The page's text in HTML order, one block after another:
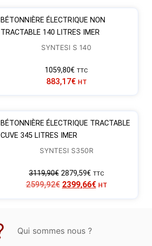
BÉTONNIÈRE ÉLECTRIQUE NON
TRACTABLE 140 LITRES IMER
SYNTESI S 140
1059,80€ TTC
883,17€ HT
BÉTONNIÈRE ÉLECTRIQUE TRACTABLE
CUVE 345 LITRES IMER
SYNTESI S350R
3119,90€ 2879,59€ TTC
2599,92€ 2399,66€ HT
Qui sommes nous ?